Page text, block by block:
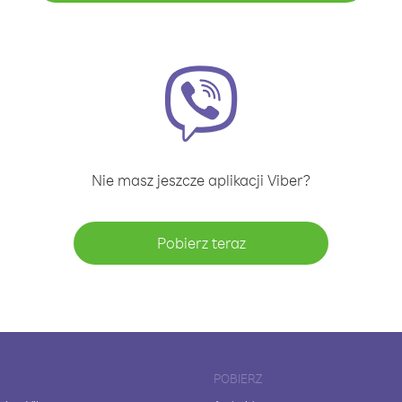
Nie masz jeszcze aplikacji Viber?
Pobierz teraz
POBIERZ